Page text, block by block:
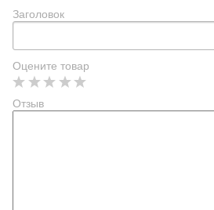
Заголовок
Оцените товар
Отзыв